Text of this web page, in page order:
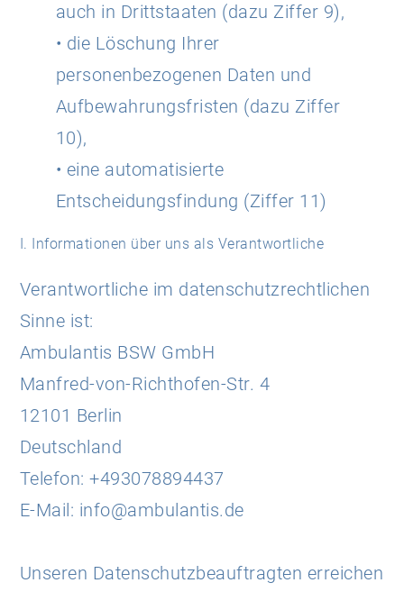
auch in Drittstaaten (dazu Ziffer 9),
• die Löschung Ihrer
personenbezogenen Daten und
Aufbewahrungsfristen (dazu Ziffer
10),
• eine automatisierte
Entscheidungsfindung (Ziffer 11)
I. Informationen über uns als Verantwortliche
Verantwortliche im datenschutzrechtlichen
Sinne ist:
Ambulantis BSW GmbH
Manfred-von-Richthofen-Str. 4
12101 Berlin
Deutschland
Telefon: +493078894437
E-Mail: info@ambulantis.de
Unseren Datenschutzbeauftragten erreichen